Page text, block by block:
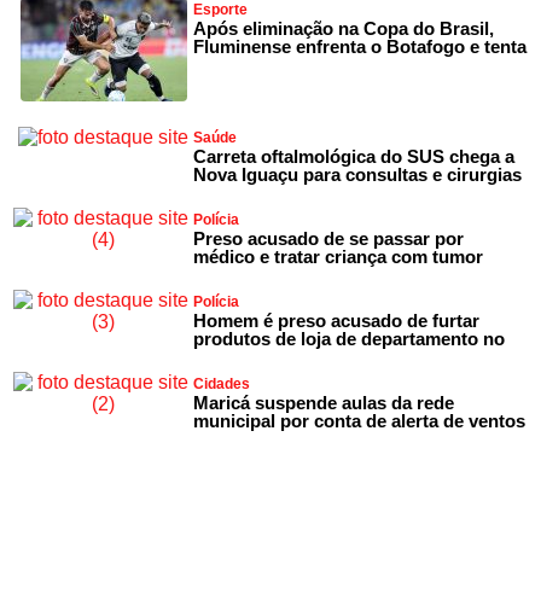
Esporte
Após eliminação na Copa do Brasil,
Fluminense enfrenta o Botafogo e tenta
Saúde
Carreta oftalmológica do SUS chega a
Nova Iguaçu para consultas e cirurgias
Polícia
Preso acusado de se passar por
médico e tratar criança com tumor
Polícia
Homem é preso acusado de furtar
produtos de loja de departamento no
Cidades
Maricá suspende aulas da rede
municipal por conta de alerta de ventos